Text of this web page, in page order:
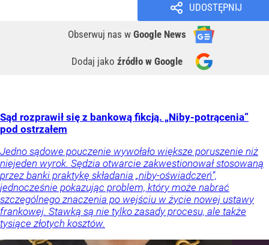
UDOSTĘPNIJ
Obserwuj nas w Google News
Dodaj jako źródło w Google
Sąd rozprawił się z bankową fikcją. „Niby-potrącenia”
pod ostrzałem
Jedno sądowe pouczenie wywołało większe poruszenie niż
niejeden wyrok. Sędzia otwarcie zakwestionował stosowaną
przez banki praktykę składania „niby-oświadczeń”,
jednocześnie pokazując problem, który może nabrać
szczególnego znaczenia po wejściu w życie nowej ustawy
frankowej. Stawką są nie tylko zasady procesu, ale także
tysiące złotych kosztów.